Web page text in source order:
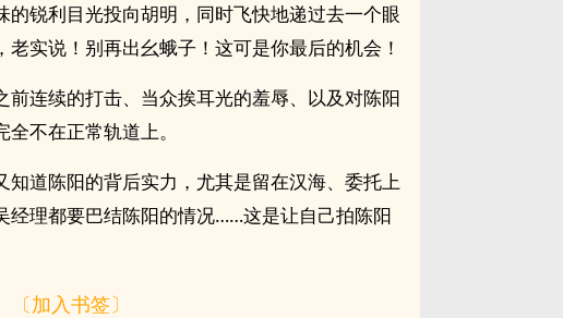
的锐利目光投向胡明，同时飞快地递过去一个眼
实说！别再出幺蛾子！这可是你最后的机会！
前连续的打击、当众挨耳光的羞辱、以及对陈阳
不在正常轨道上。
知道陈阳的背后实力，尤其是留在汉海、委托上
经理都要巴结陈阳的情况……这是让自己拍陈阳
〔加入书签〕